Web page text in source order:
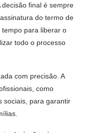
final é sempre
do termo de
para liberar o
todo o processo
com precisão. A
como
sociais, para garantir